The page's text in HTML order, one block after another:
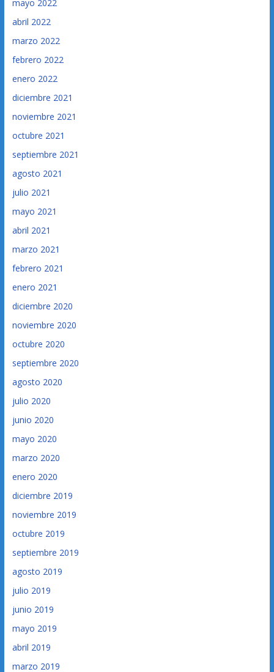
mayo 2022
abril 2022
marzo 2022
febrero 2022
enero 2022
diciembre 2021
noviembre 2021
octubre 2021
septiembre 2021
agosto 2021
julio 2021
mayo 2021
abril 2021
marzo 2021
febrero 2021
enero 2021
diciembre 2020
noviembre 2020
octubre 2020
septiembre 2020
agosto 2020
julio 2020
junio 2020
mayo 2020
marzo 2020
enero 2020
diciembre 2019
noviembre 2019
octubre 2019
septiembre 2019
agosto 2019
julio 2019
junio 2019
mayo 2019
abril 2019
marzo 2019